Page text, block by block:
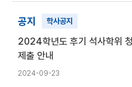
공지 학사공지
2024학년도 후기 석사학위
제출 안내
2024-09-23